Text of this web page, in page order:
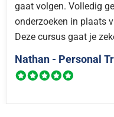
gaat volgen. Volledig
onderzoeken in plaats
Deze cursus gaat je
Nathan - Personal